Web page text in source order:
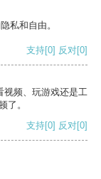
私和自由。
支持[0] 反对[0]
视频、玩游戏还是工
了。
支持[0] 反对[0]